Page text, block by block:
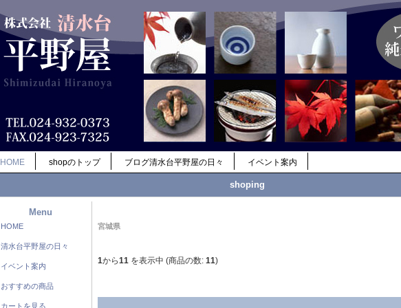
HOME shopのトップ ブログ清水台平野屋の日々 イベント案内
shoping
Menu
HOME
清水台平野屋の日々
イベント案内
おすすめの商品
カートを見る
宮城県
1から11 を表示中 (商品の数: 11)